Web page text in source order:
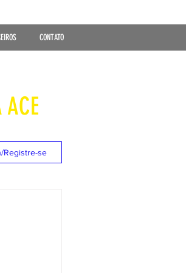
CONTATO
Registre-se